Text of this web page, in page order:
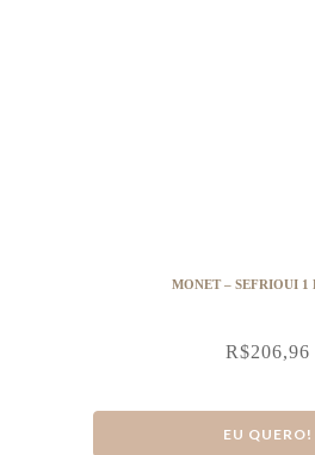
MONET – SEFRIOUI 1
R$206,96
EU QUERO!